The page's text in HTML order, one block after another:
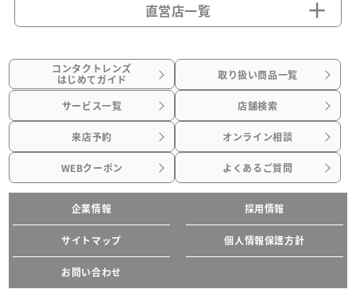
直営店一覧
コンタクトレンズ
はじめてガイド 取り扱い商品一覧
サービス一覧 店舗検索
来店予約 オンライン相談
WEBクーポン よくあるご質問
企業情報 採用情報
サイトマップ 個人情報保護方針
お問い合わせ